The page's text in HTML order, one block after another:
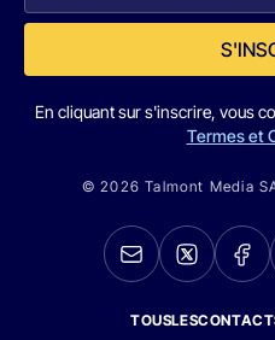
En cliquant sur s'inscrire, vous
Termes et
© 2026 Talmont Media